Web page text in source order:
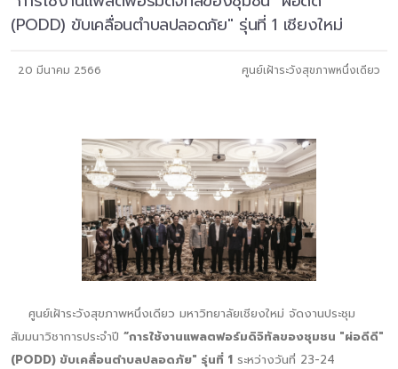
(PODD) ขับเคลื่อนตำบลปลอดภัย" รุ่นที่ 1 เชียงใหม่
20 มีนาคม 2566 ศูนย์เฝ้าระวังสุขภาพหนึ่งเดียว
ศูนย์เฝ้าระวังสุขภาพหนึ่งเดียว มหาวิทยาลัยเชียงใหม่ จัดงานประชุม
สัมมนาวิชาการประจำปี “การใช้งานแพลตฟอร์มดิจิทัลของชุมชน "ผ่อดีดี"
(PODD) ขับเคลื่อนตำบลปลอดภัย" รุ่นที่ 1 ระหว่างวันที่ 23-24